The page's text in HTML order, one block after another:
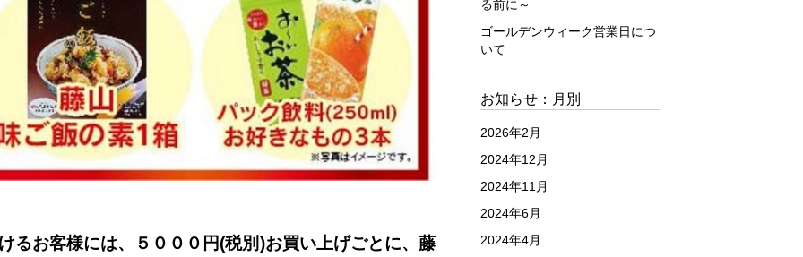
るお客様には、５０００円(税別)お買い上げごとに、藤
る前に～
ゴールデンウィーク営業日につ
いて
お知らせ：月別
2026年2月
2024年12月
2024年11月
2024年6月
2024年4月